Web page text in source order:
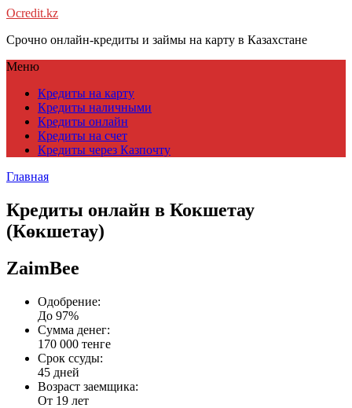
Ocredit.kz
Срочно онлайн-кредиты и займы на карту в Казахстане
Меню
Кредиты на карту
Кредиты наличными
Кредиты онлайн
Кредиты на счет
Кредиты через Казпочту
Главная
Кредиты онлайн в Кокшетау
(Көкшетау)
ZaimBee
Одобрение:
До 97%
Сумма денег:
170 000 тенге
Срок ссуды:
45 дней
Возраст заемщика:
От 19 лет